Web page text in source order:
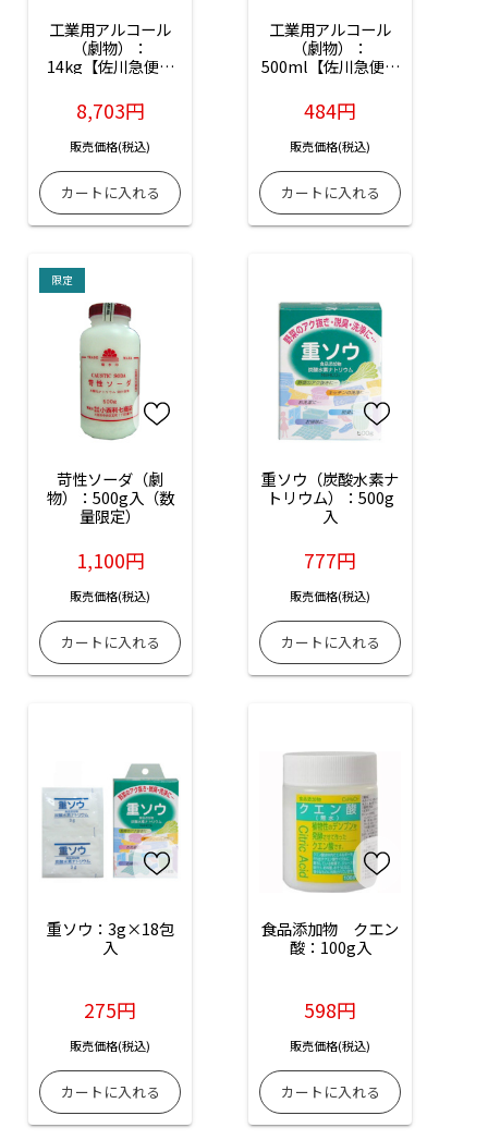
工業用アルコール
（劇物）：
14kg【佐川急便の
は船便となります】
8,703円
販売価格(税込)
工業用アルコール
（劇物）：
500ml【佐川急便の
は船便となります】
484円
販売価格(税込)
限定
苛性ソーダ（劇
物）：500g入（数
量限定）
1,100円
販売価格(税込)
重ソウ（炭酸水素ナ
トリウム）：500g
入
777円
販売価格(税込)
重ソウ：3g×18包
入
275円
販売価格(税込)
食品添加物　クエン
酸：100g入
598円
販売価格(税込)